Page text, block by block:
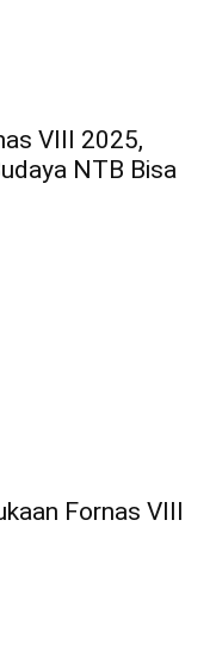
VIII 2025,
NTB Bisa
Fornas VIII